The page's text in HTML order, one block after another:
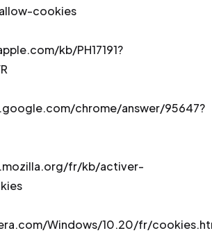
cookies
kb/PH17191?
chrome/answer/95647?
fr/kb/activer-
Windows/10.20/fr/